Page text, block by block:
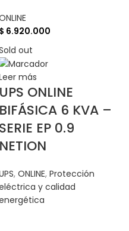
$ 6.920.000
out
más
UPS ONLINE
BIFÁSICA 6 KVA –
SERIE EP 0.9
NETION
, ONLINE, Protección
y calidad